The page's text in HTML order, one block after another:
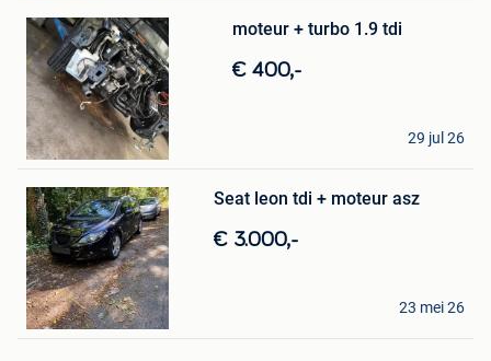
Mijn
Favorieten
moteur + turbo 1.9 tdi
€ 400,-
Val
Marchin
29 jul 26
Bewaren
Mijn
Favorieten
Seat leon tdi + moteur asz
€ 3.000,-
Shorty
Nivelles
23 mei 26